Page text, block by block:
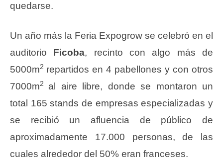
quedarse.
Un año más la Feria Expogrow se celebró en el
auditorio Ficoba, recinto con algo más de
5000m2 repartidos en 4 pabellones y con otros
7000m2 al aire libre, donde se montaron un
total 165 stands de empresas especializadas y
se recibió un afluencia de público de
aproximadamente 17.000 personas, de las
cuales alrededor del 50% eran franceses.